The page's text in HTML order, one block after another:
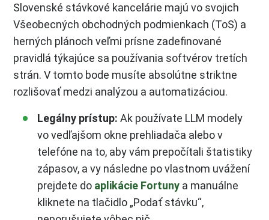
Slovenské stávkové kancelárie majú vo svojich
Všeobecných obchodných podmienkach (ToS) a
herných plánoch veľmi prísne zadefinované
pravidlá týkajúce sa používania softvérov tretích
strán. V tomto bode musíte absolútne striktne
rozlišovať medzi analýzou a automatizáciou.
Legálny prístup: Ak používate LLM modely
vo vedľajšom okne prehliadača alebo v
telefóne na to, aby vám prepočítali štatistiky
zápasov, a vy následne po vlastnom uvážení
prejdete do aplikácie Fortuny a manuálne
kliknete na tlačidlo „Podať stávku“,